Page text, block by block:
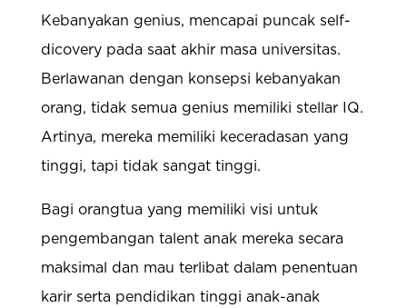
Kebanyakan genius, mencapai puncak self-
dicovery pada saat akhir masa universitas.
Berlawanan dengan konsepsi kebanyakan
orang, tidak semua genius memiliki stellar IQ.
Artinya, mereka memiliki keceradasan yang
tinggi, tapi tidak sangat tinggi.
Bagi orangtua yang memiliki visi untuk
pengembangan talent anak mereka secara
maksimal dan mau terlibat dalam penentuan
karir serta pendidikan tinggi anak-anak